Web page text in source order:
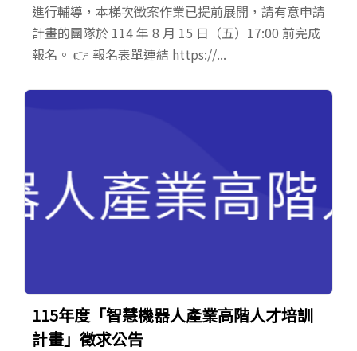
進行輔導，本梯次徵案作業已提前展開，請有意申請
計畫的團隊於 114 年 8 月 15 日（五）17:00 前完成
報名。 👉 報名表單連結 https://...
115年度「智慧機器人產業高階人才培訓
計畫」徵求公告